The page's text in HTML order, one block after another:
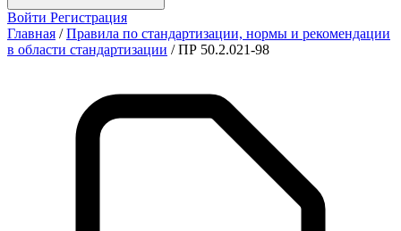
Войти Регистрация
Главная / Правила по стандартизации, нормы и рекомендации
в области стандартизации / ПР 50.2.021-98